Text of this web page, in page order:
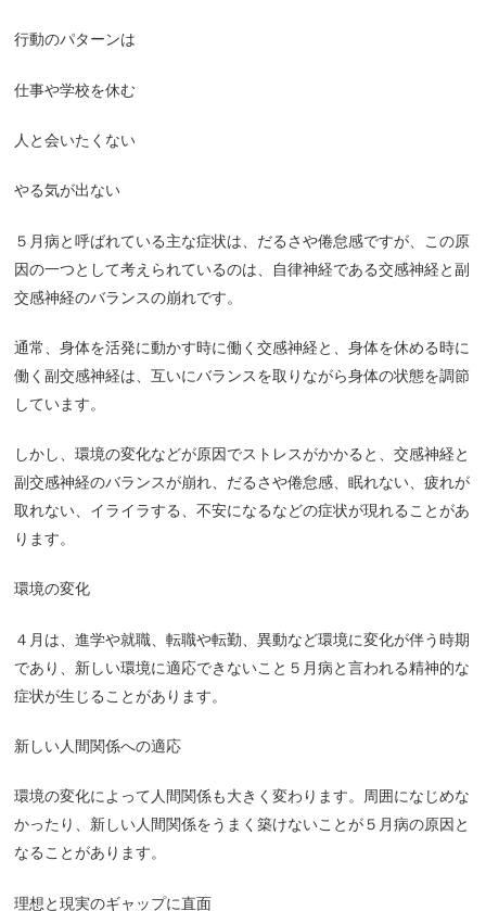
行動のパターンは
仕事や学校を休む
人と会いたくない
やる気が出ない
５月病と呼ばれている主な症状は、だるさや倦怠感ですが、この原
因の一つとして考えられているのは、自律神経である交感神経と副
交感神経のバランスの崩れです。
通常、身体を活発に動かす時に働く交感神経と、身体を休める時に
働く副交感神経は、互いにバランスを取りながら身体の状態を調節
しています。
しかし、環境の変化などが原因でストレスがかかると、交感神経と
副交感神経のバランスが崩れ、だるさや倦怠感、眠れない、疲れが
取れない、イライラする、不安になるなどの症状が現れることがあ
ります。
環境の変化
４月は、進学や就職、転職や転勤、異動など環境に変化が伴う時期
であり、新しい環境に適応できないこと５月病と言われる精神的な
症状が生じることがあります。
新しい人間関係への適応
環境の変化によって人間関係も大きく変わります。周囲になじめな
かったり、新しい人間関係をうまく築けないことが５月病の原因と
なることがあります。
理想と現実のギャップに直面